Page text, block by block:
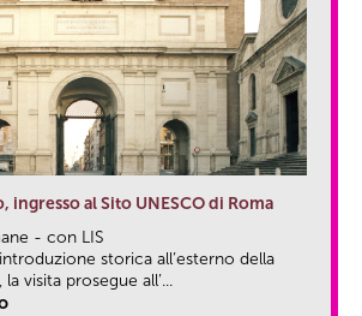
ingresso al Sito UNESCO di Roma
- con LIS
storica all’esterno della
visita prosegue all’...